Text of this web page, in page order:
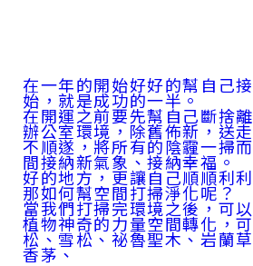
在一年的開始好好的幫自己
始，就是成功的一半。
在開運之前要先幫自己斷捨
辦公室環境，除舊佈新，送
不順遂，將所有的陰霾一掃
間接納新氣象、接納幸福。
好的地方，更讓自己順順利
那如何幫空間打掃淨化呢？
當我們打掃完環境之後，可
植物神奇的力量空間轉化，
松、雪松、祕魯聖木、岩蘭
香茅、